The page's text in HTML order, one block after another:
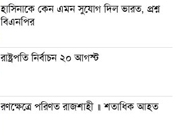
হাসিনাকে কেন এমন সুযোগ দিল ভারত, প্রশ্ন
বিএনপির
রাষ্ট্রপতি নির্বাচন ২০ আগস্ট
রণক্ষেত্রে পরিণত রাজশাহী ॥ শতাধিক আহত